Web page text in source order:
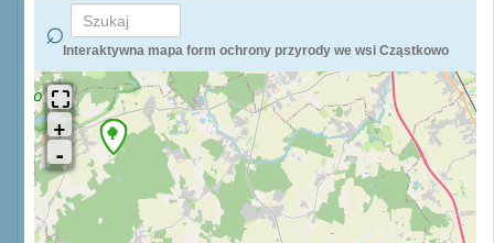
Interaktywna mapa form ochrony przyrody we wsi Cząstkowo